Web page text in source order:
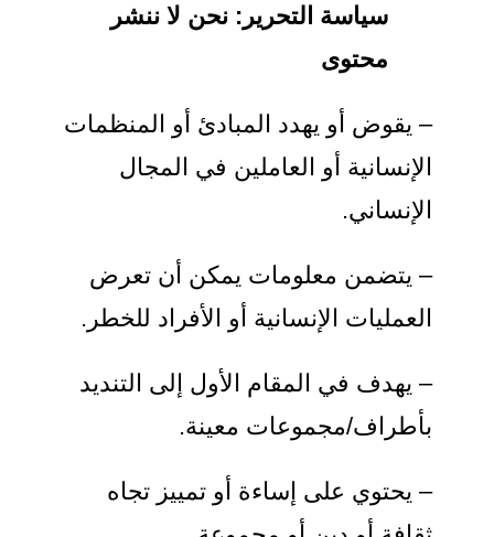
سياسة التحرير: نحن لا ننشر
محتوى
– يقوض أو يهدد المبادئ أو المنظمات
الإنسانية أو العاملين في المجال
الإنساني.
– يتضمن معلومات يمكن أن تعرض
العمليات الإنسانية أو الأفراد للخطر.
– يهدف في المقام الأول إلى التنديد
بأطراف/مجموعات معينة.
– يحتوي على إساءة أو تمييز تجاه